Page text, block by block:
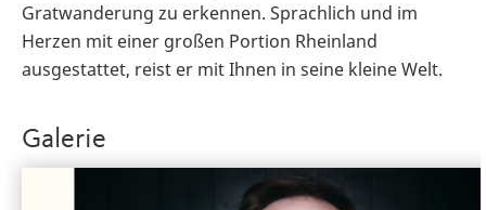
Gratwanderung zu erkennen. Sprachlich und im
Herzen mit einer großen Portion Rheinland
ausgestattet, reist er mit Ihnen in seine kleine Welt.
Galerie